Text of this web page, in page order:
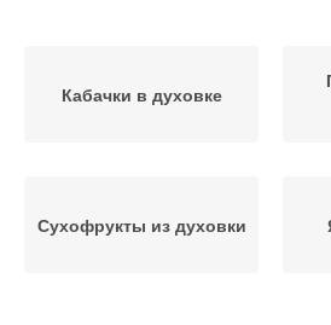
Кабачки в духовке
Сухофрукты из духовки